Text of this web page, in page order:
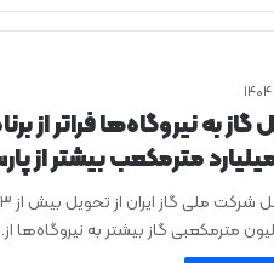
به نیروگاه‌ها فراتر از